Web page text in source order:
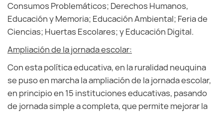
Consumos Problemáticos; Derechos Humanos,
Educación y Memoria; Educación Ambiental; Feria de
Ciencias; Huertas Escolares; y Educación Digital.
Ampliación de la jornada escolar:
Con esta política educativa, en la ruralidad neuquina
se puso en marcha la ampliación de la jornada escolar,
en principio en 15 instituciones educativas, pasando
de jornada simple a completa, que permite mejorar la